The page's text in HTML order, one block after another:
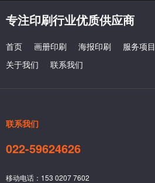
专注印刷行业优质供应商
首页 画册印刷 海报印刷 服务项目
关于我们
联系我们
联系我们
022-59624626
移动电话：153 0207 7602